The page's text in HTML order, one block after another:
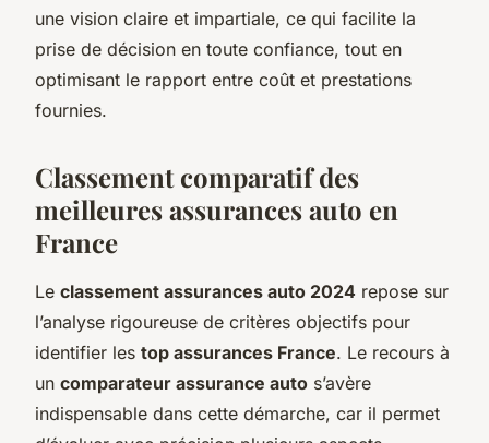
une vision claire et impartiale, ce qui facilite la
prise de décision en toute confiance, tout en
optimisant le rapport entre coût et prestations
fournies.
Classement comparatif des
meilleures assurances auto en
France
Le classement assurances auto 2024 repose sur
l’analyse rigoureuse de critères objectifs pour
identifier les top assurances France. Le recours à
un comparateur assurance auto s’avère
indispensable dans cette démarche, car il permet